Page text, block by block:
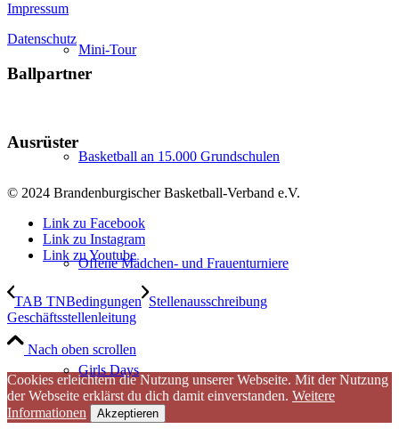
Mini-Tour
Basketball an 15.000 Grundschulen
Offene Mädchen- und Frauenturniere
Girls Days
Impressum
Datenschutz
Ballpartner
Ausrüster
© 2024 Brandenburgischer Basketball-Verband e.V.
Link zu Facebook
Link zu Instagram
Link zu Youtube
TAB TNBedingungen Stellenausschreibung
Geschäftsstellenleitung
Nach oben scrollen
Cookies erleichtern die Nutzung unserer Webseite. Mit der Nutzung
der Webseite erklärst du dich damit einverstanden. Weitere
Informationen
Akzeptieren